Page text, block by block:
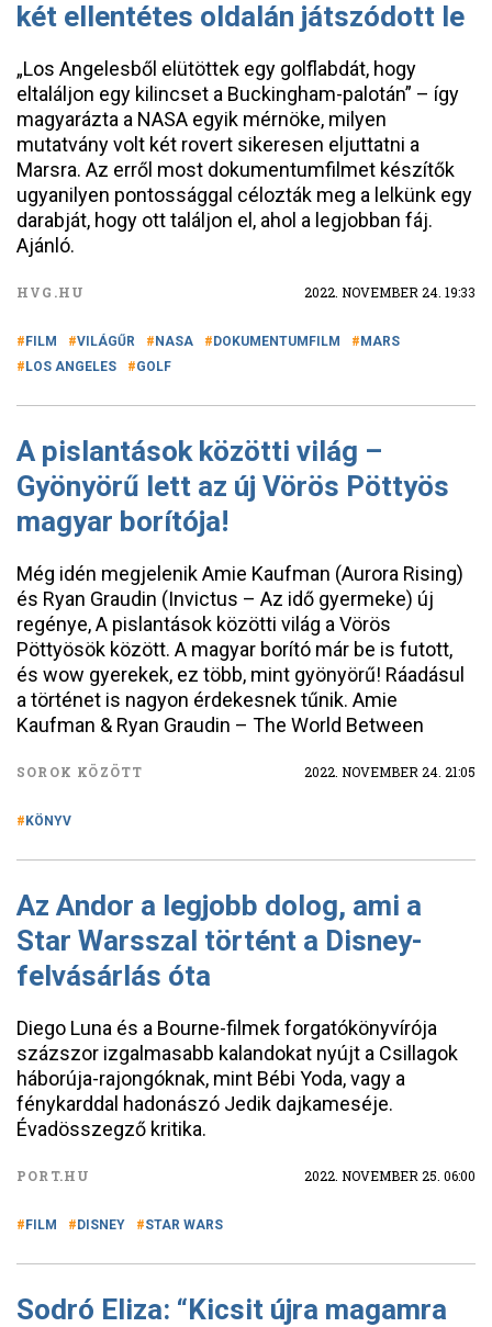
két ellentétes oldalán játszódott le
„Los Angelesből elütöttek egy golflabdát, hogy
eltaláljon egy kilincset a Buckingham-palotán” – így
magyarázta a NASA egyik mérnöke, milyen
mutatvány volt két rovert sikeresen eljuttatni a
Marsra. Az erről most dokumentumfilmet készítők
ugyanilyen pontossággal célozták meg a lelkünk egy
darabját, hogy ott találjon el, ahol a legjobban fáj.
Ajánló.
HVG.HU 2022. NOVEMBER 24. 19:33
FILM VILÁGŰR NASA DOKUMENTUMFILM
MARS
LOS ANGELES
GOLF
A pislantások közötti világ –
Gyönyörű lett az új Vörös Pöttyös
magyar borítója!
Még idén megjelenik Amie Kaufman (Aurora Rising)
és Ryan Graudin (Invictus – Az idő gyermeke) új
regénye, A pislantások közötti világ a Vörös
Pöttyösök között. A magyar borító már be is futott,
és wow gyerekek, ez több, mint gyönyörű! Ráadásul
a történet is nagyon érdekesnek tűnik. Amie
Kaufman & Ryan Graudin – The World Between
SOROK KÖZÖTT 2022. NOVEMBER 24. 21:05
KÖNYV
Az Andor a legjobb dolog, ami a
Star Warsszal történt a Disney-
felvásárlás óta
Diego Luna és a Bourne-filmek forgatókönyvírója
százszor izgalmasabb kalandokat nyújt a Csillagok
háborúja-rajongóknak, mint Bébi Yoda, vagy a
fénykarddal hadonászó Jedik dajkameséje.
Évadösszegző kritika.
PORT.HU 2022. NOVEMBER 25. 06:00
FILM DISNEY STAR WARS
Sodró Eliza: “Kicsit újra magamra